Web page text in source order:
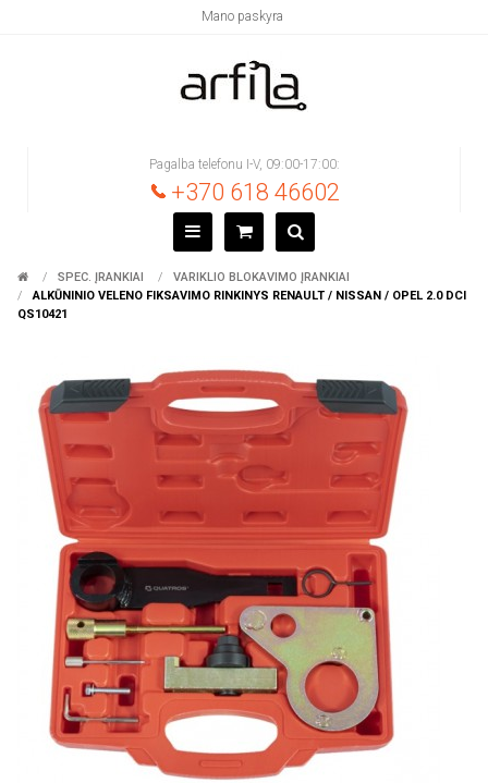
Mano paskyra
Pagalba telefonu I-V, 09:00-17:00:
+370 618 46602
SPEC. ĮRANKIAI
VARIKLIO BLOKAVIMO ĮRANKIAI
ALKŪNINIO VELENO FIKSAVIMO RINKINYS RENAULT / NISSAN / OPEL 2.0 DCI
QS10421